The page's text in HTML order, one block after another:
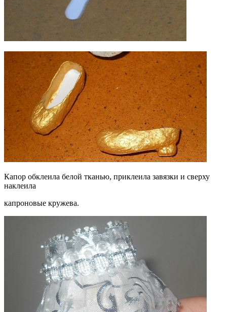
Капор обклеила белой тканью, приклеила завязки и сверху
наклеила
капроновые кружева.